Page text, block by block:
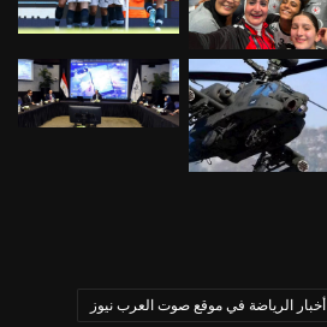
أخبار الرياضة في موقع صوت العرب نيوز